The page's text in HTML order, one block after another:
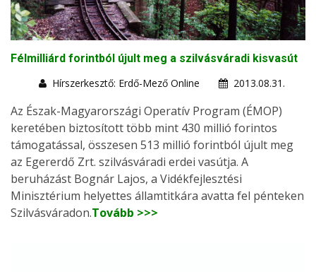
Félmilliárd forintból újult meg a szilvásváradi kisvasút
Hírszerkesztő: Erdő-Mező Online
2013.08.31.
Az Észak-Magyarországi Operatív Program (ÉMOP)
keretében biztosított több mint 430 millió forintos
támogatással, összesen 513 millió forintból újult meg
az Egererdő Zrt. szilvásváradi erdei vasútja. A
beruházást Bognár Lajos, a Vidékfejlesztési
Minisztérium helyettes államtitkára avatta fel pénteken
Szilvásváradon.Tovább >>>